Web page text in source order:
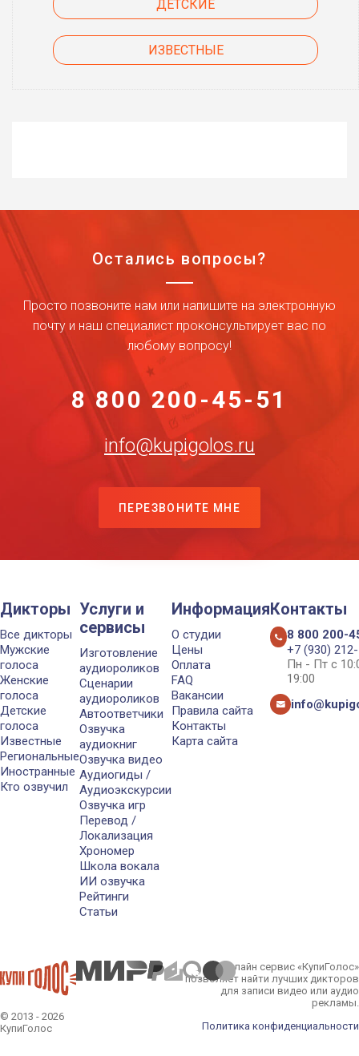
ДЕТСКИЕ
ИЗВЕСТНЫЕ
Остались вопросы?
Просто позвоните нам или напишите на электронную
почту и наш специалист проконсультирует вас по
любому вопросу!
8 800 200-45-51
info@kupigolos.ru
ПЕРЕЗВОНИТЕ МНЕ
Дикторы
Все дикторы
Мужские
голоса
Женские
голоса
Детские
голоса
Известные
Региональные
Иностранные
Кто озвучил
Услуги и
сервисы
Изготовление
аудиороликов
Сценарии
аудиороликов
Автоответчики
Озвучка
аудиокниг
Озвучка видео
Аудиогиды /
Аудиоэкскурсии
Озвучка игр
Перевод /
Локализация
Хрономер
Школа вокала
ИИ озвучка
Рейтинги
Статьи
Информация
О студии
Цены
Оплата
FAQ
Вакансии
Правила сайта
Контакты
Карта сайта
Контакты
8 800 200-
+7 (930)
Пн - Пт с
19:00
© 2013 - 2026
КупиГолос
Онлайн сервис «КупиГолос»
позволяет найти лучших дикторов
для записи видео или аудио
рекламы.
Политика конфиденциальности